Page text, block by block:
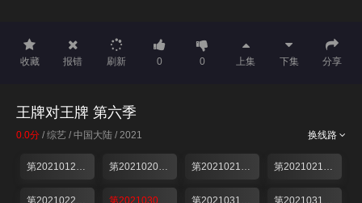
收藏 报错 刷新 0 0 上集 下集 分享
王牌对王牌 第六季
换线路
0.0分 / 综艺 / 中国大陆 / 2021
第20210129期 第20210205期 第20210212期 第20210219期
第20210226期 第20210305期 第20210312期 第20210319期